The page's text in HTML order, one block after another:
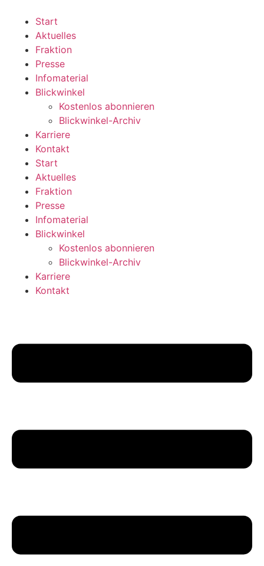
wechseln
Start
Aktuelles
Fraktion
Presse
Infomaterial
Blickwinkel
Kostenlos abonnieren
Blickwinkel-Archiv
Karriere
Kontakt
Start
Aktuelles
Fraktion
Presse
Infomaterial
Blickwinkel
Kostenlos abonnieren
Blickwinkel-Archiv
Karriere
Kontakt